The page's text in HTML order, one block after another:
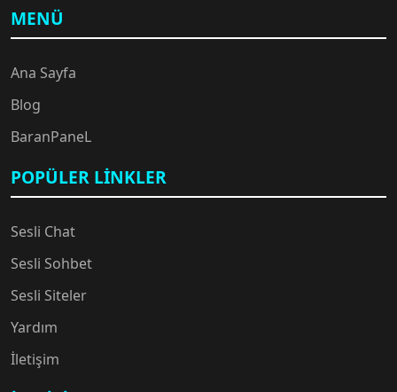
MENÜ
Ana Sayfa
Blog
BaranPaneL
POPÜLER LINKLER
Sesli Chat
Sesli Sohbet
Sesli Siteler
Yardım
İletişim